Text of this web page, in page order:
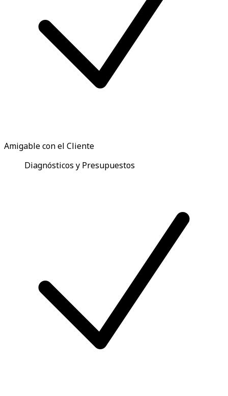
Amigable con el Cliente
Diagnósticos y Presupuestos